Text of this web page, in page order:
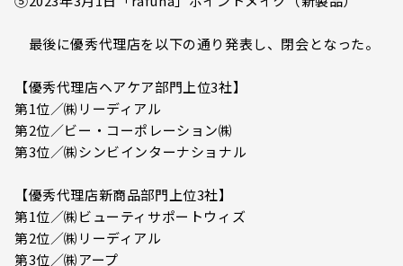
最後に優秀代理店を以下の通り発表し、閉会となった。
【優秀代理店ヘアケア部門上位3社】
第1位／㈱リーディアル
第2位／ビー・コーポレーション㈱
第3位／㈱シンビインターナショナル
【優秀代理店新商品部門上位3社】
第1位／㈱ビューティサポートウィズ
第2位／㈱リーディアル
第3位／㈱アープ